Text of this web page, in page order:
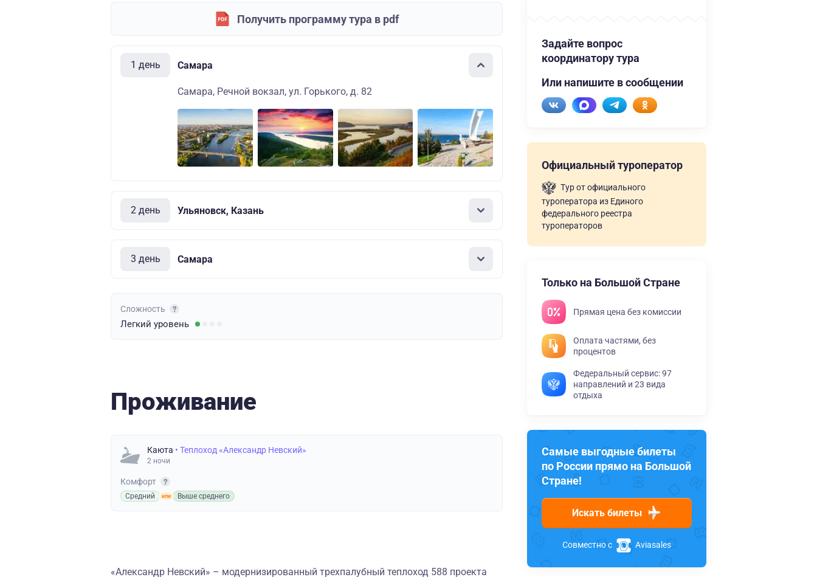
Получить программу тура в pdf
1 день Самара
Самара, Речной вокзал, ул. Горького, д. 82
2 день Ульяновск, Казань
3 день Самара
Сложность
Легкий уровень
Проживание
Каюта • Теплоход «Александр Невский»
2 ночи
Комфорт
Средний Выше среднего
«Александр Невский» – модернизированный трехпалубный теплоход 588 проекта
Задайте вопрос
координатору тура
Или напишите в сообщении
Официальный туроператор
Тур от официального
туроператора из Единого
федерального реестра
туроператоров
Только на Большой Стране
Прямая цена без комиссии
Оплата частями, без
процентов
Федеральный сервис: 97
направлений и 23 вида
отдыха
Самые выгодные билеты
по России прямо на Большой
Стране!
Искать билеты
Совместно с Aviasales